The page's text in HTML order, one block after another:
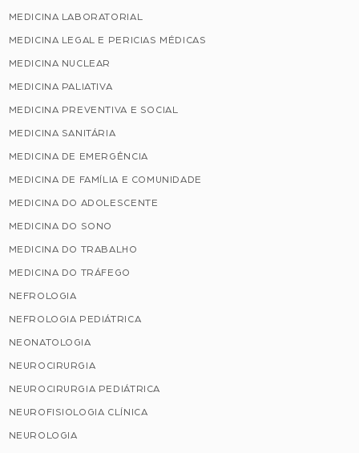
MEDICINA LABORATORIAL
MEDICINA LEGAL E PERICIAS MÉDICAS
MEDICINA NUCLEAR
MEDICINA PALIATIVA
MEDICINA PREVENTIVA E SOCIAL
MEDICINA SANITÁRIA
MEDICINA DE EMERGÊNCIA
MEDICINA DE FAMÍLIA E COMUNIDADE
MEDICINA DO ADOLESCENTE
MEDICINA DO SONO
MEDICINA DO TRABALHO
MEDICINA DO TRÁFEGO
NEFROLOGIA
NEFROLOGIA PEDIÁTRICA
NEONATOLOGIA
NEUROCIRURGIA
NEUROCIRURGIA PEDIÁTRICA
NEUROFISIOLOGIA CLÍNICA
NEUROLOGIA